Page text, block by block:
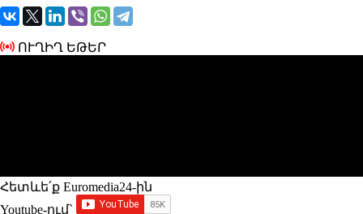
ՈՒՂԻՂ ԵԹԵՐ
Հետևե՛ք Euromedia24-ին
Youtube-ում`